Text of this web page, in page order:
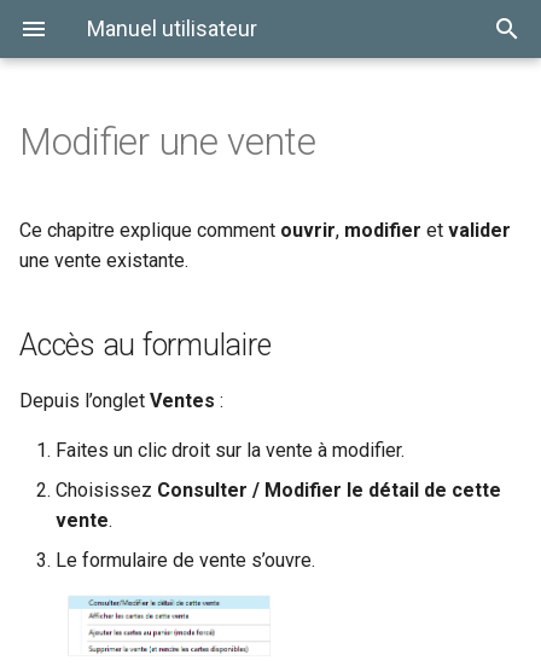
Manuel utilisateur
Modifier une vente
Ce chapitre explique comment ouvrir, modifier et valider
une vente existante.
Accès au formulaire
Depuis l’onglet Ventes :
Faites un clic droit sur la vente à modifier.
Choisissez Consulter / Modifier le détail de cette
vente.
Le formulaire de vente s’ouvre.